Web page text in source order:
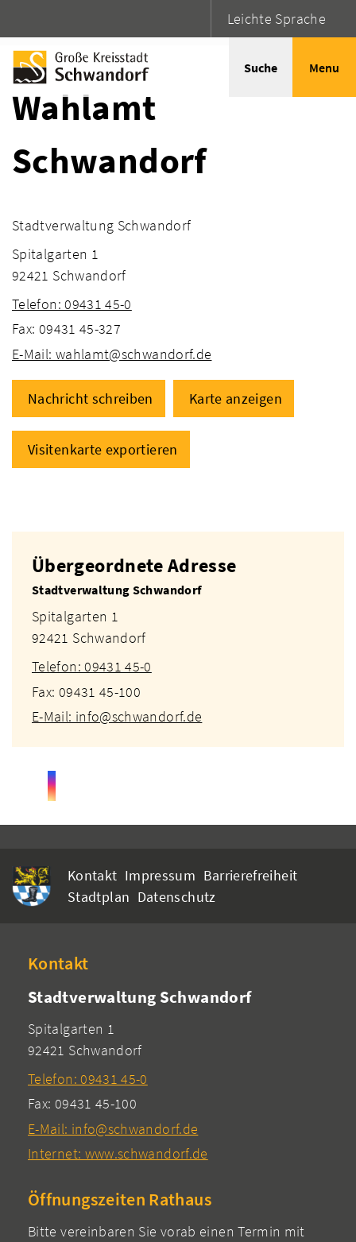
Leichte Sprache
Suche Menu
Wahlamt
Schwandorf
Stadtverwaltung Schwandorf
Spitalgarten 1
92421 Schwandorf
Telefon: 09431 45-0
Fax: 09431 45-327
E-Mail: wahlamt@schwandorf.de
Nachricht schreiben Karte anzeigen
Visitenkarte exportieren
Übergeordnete Adresse
Stadtverwaltung Schwandorf
Spitalgarten 1
92421 Schwandorf
Telefon: 09431 45-0
Fax: 09431 45-100
E-Mail: info@schwandorf.de
Kontakt Impressum Barrierefreiheit
Stadtplan Datenschutz
Kontakt
Stadtverwaltung Schwandorf
Spitalgarten 1
92421 Schwandorf
Telefon: 09431 45-0
Fax: 09431 45-100
E-Mail: info@schwandorf.de
Internet: www.schwandorf.de
Öffnungszeiten Rathaus
Bitte vereinbaren Sie vorab einen Termin mit